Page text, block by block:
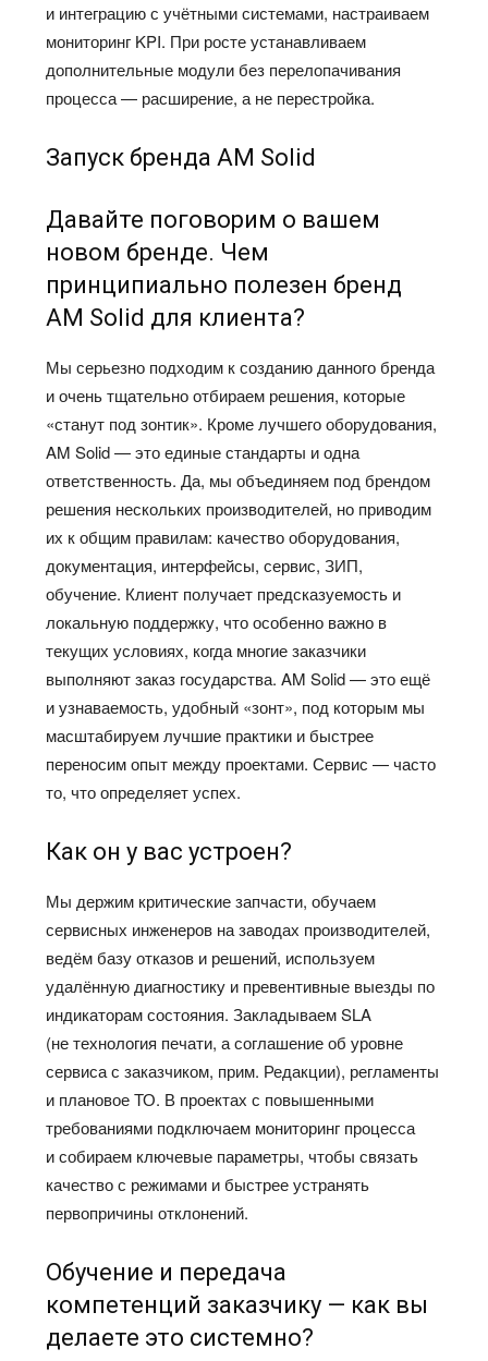
и интеграцию с учётными системами, настраиваем
мониторинг KPI. При росте устанавливаем
дополнительные модули без перелопачивания
процесса — расширение, а не перестройка.
Запуск бренда AM Solid
Давайте поговорим о вашем
новом бренде. Чем
принципиально полезен бренд
AM Solid для клиента?
Мы серьезно подходим к созданию данного бренда
и очень тщательно отбираем решения, которые
«станут под зонтик». Кроме лучшего оборудования,
AM Solid — это единые стандарты и одна
ответственность. Да, мы объединяем под брендом
решения нескольких производителей, но приводим
их к общим правилам: качество оборудования,
документация, интерфейсы, сервис, ЗИП,
обучение. Клиент получает предсказуемость и
локальную поддержку, что особенно важно в
текущих условиях, когда многие заказчики
выполняют заказ государства. AM Solid — это ещё
и узнаваемость, удобный «зонт», под которым мы
масштабируем лучшие практики и быстрее
переносим опыт между проектами. Сервис — часто
то, что определяет успех.
Как он у вас устроен?
Мы держим критические запчасти, обучаем
сервисных инженеров на заводах производителей,
ведём базу отказов и решений, используем
удалённую диагностику и превентивные выезды по
индикаторам состояния. Закладываем SLA
(не технология печати, а соглашение об уровне
сервиса с заказчиком, прим. Редакции), регламенты
и плановое ТО. В проектах с повышенными
требованиями подключаем мониторинг процесса
и собираем ключевые параметры, чтобы связать
качество с режимами и быстрее устранять
первопричины отклонений.
Обучение и передача
компетенций заказчику — как вы
делаете это системно?